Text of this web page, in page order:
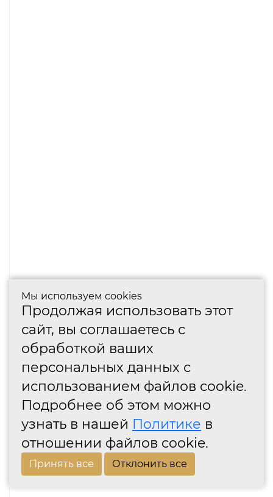
Мы используем cookies
Продолжая использовать этот
сайт, вы соглашаетесь с
обработкой ваших
персональных данных с
использованием файлов cookie.
Подробнее об этом можно
узнать в нашей Политике в
отношении файлов cookie.
Принять все Отклонить все